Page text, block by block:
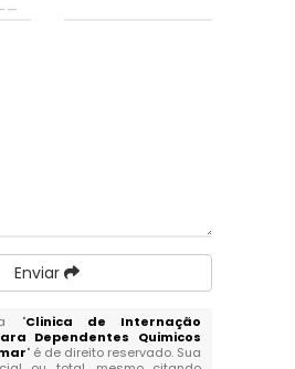
Enviar
"Clinica de Internação
Dependentes Quimicos
" é de direito reservado. Sua